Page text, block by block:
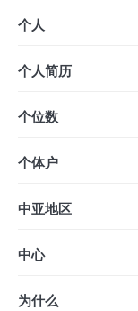
个人
个人简历
个位数
个体户
中亚地区
中心
为什么